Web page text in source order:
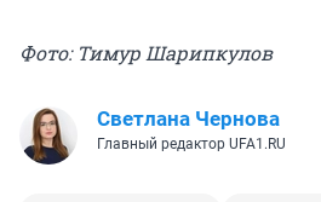
Фото: Тимур Шарипкулов
Светлана Чернова
Главный редактор UFA1.RU